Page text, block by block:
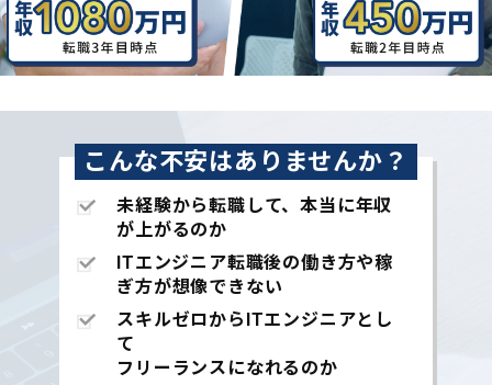
こんな不安はありませんか？
未経験から転職して、本当に年収
が上がるのか
ITエンジニア転職後の働き方や稼
ぎ方が想像できない
スキルゼロからITエンジニアとし
て
フリーランスになれるのか